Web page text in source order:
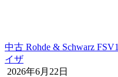
中古 Rohde & Schwarz
イザ
2026年6月22日